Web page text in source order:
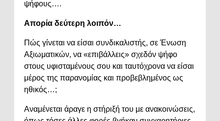
ψήφους….
Απορία δεύτερη λοιπόν…
Πώς γίνεται να είσαι συνδικαλιστής, σε Ένωση
Αξιωματικών, να «επιβάλλεις» σχεδόν ψήφο
στους υφισταμένους σου και ταυτόχρονα να είσαι
μέρος της παρανομίας και προβεβλημένος ως
ηθικός…;
Αναμένεται άραγε η στήριξή του με ανακοινώσεις,